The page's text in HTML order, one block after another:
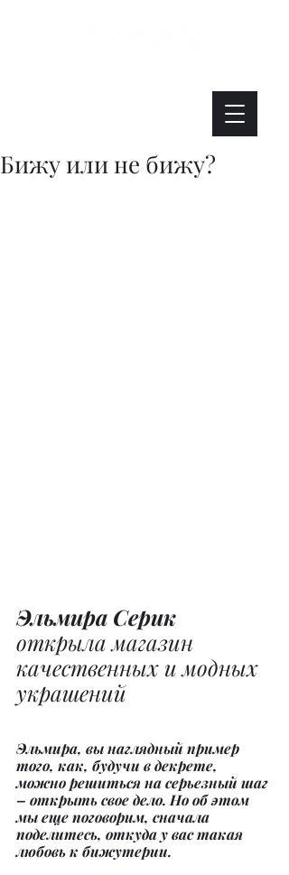
Бижу или не бижу?
Эльмира Серик
открыла магазин
качественных и модных
украшений
Эльмира, вы наглядный пример
того, как, будучи в декрете,
можно решиться на серьезный шаг
– открыть свое дело. Но об этом
мы еще поговорим, сначала
поделитесь, откуда у вас такая
любовь к бижутерии.